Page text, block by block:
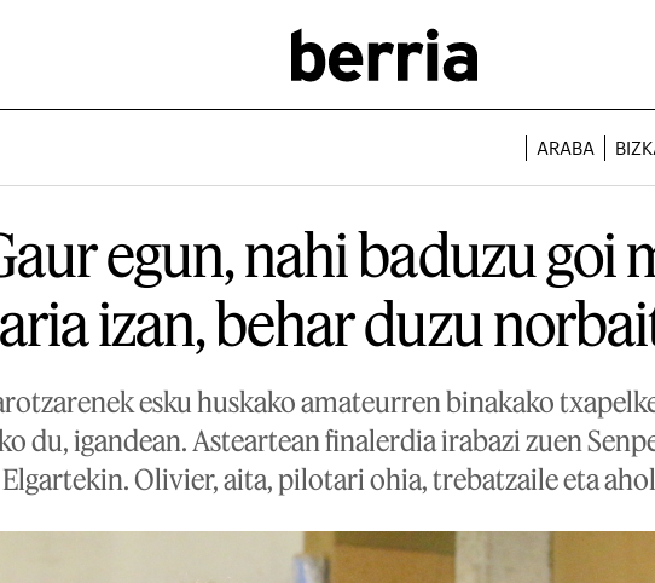
ARABA
egun, nahi baduzu goi
izan, behar duzu
esku huskako amateurren binakako
du, igandean. Asteartean finalerdia irabazi zuen
Elgartekin. Olivier, aita, pilotari ohia, trebatzaile eta